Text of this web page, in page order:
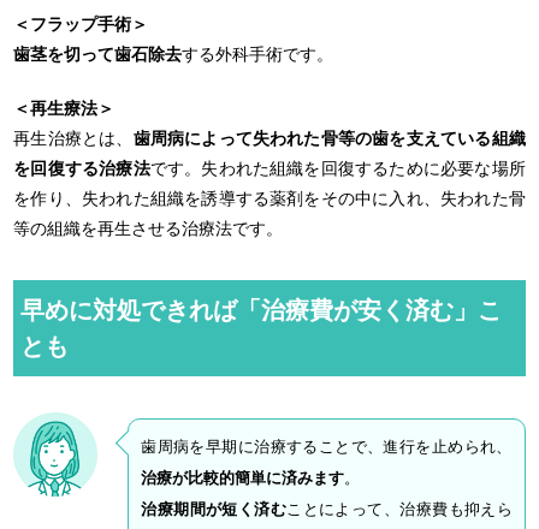
＜フラップ手術＞
歯茎を切って歯石除去する外科手術です。
＜再生療法＞
再生治療とは、 歯周病によって失われた骨等の歯を支えている組織
を回復する治療法です。失われた組織を回復するために必要な場所
を作り、失われた組織を誘導する薬剤をその中に入れ、失われた骨
等の組織を再生させる治療法です。
早めに対処できれば「治療費が安く済む」こ
とも
歯周病を早期に治療することで、進行を止められ、
治療が比較的簡単に済みます。
治療期間が短く済むことによって、治療費も抑えら